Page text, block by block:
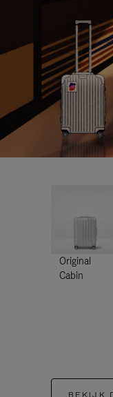
Original
Cabin
BEKIJK